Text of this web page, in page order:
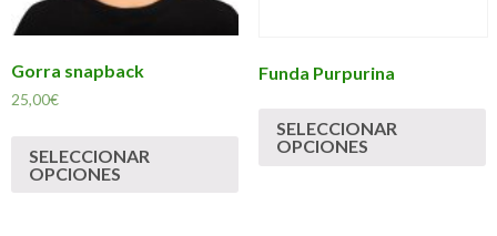
Gorra snapback
25,00€
SELECCIONAR
OPCIONES
Funda Purpurina
SELECCIONAR
OPCIONES